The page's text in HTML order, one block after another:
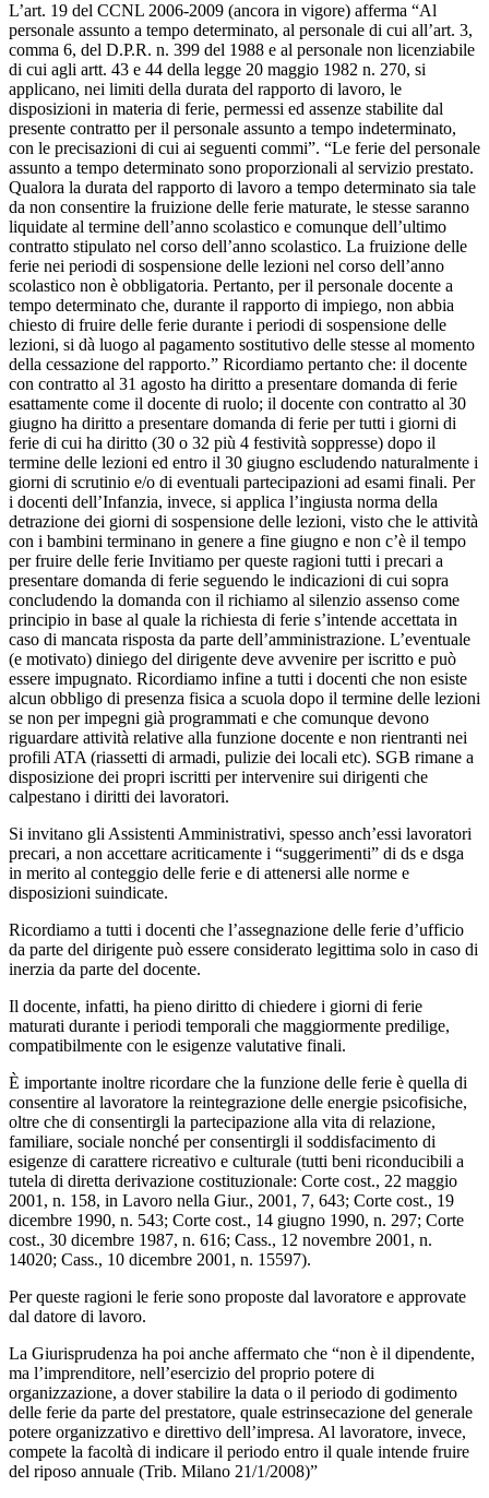
L’art. 19 del CCNL 2006-2009 (ancora in vigore) afferma “Al
personale assunto a tempo determinato, al personale di cui all’art. 3,
comma 6, del D.P.R. n. 399 del 1988 e al personale non licenziabile
di cui agli artt. 43 e 44 della legge 20 maggio 1982 n. 270, si
applicano, nei limiti della durata del rapporto di lavoro, le
disposizioni in materia di ferie, permessi ed assenze stabilite dal
presente contratto per il personale assunto a tempo indeterminato,
con le precisazioni di cui ai seguenti commi”. “Le ferie del personale
assunto a tempo determinato sono proporzionali al servizio prestato.
Qualora la durata del rapporto di lavoro a tempo determinato sia tale
da non consentire la fruizione delle ferie maturate, le stesse saranno
liquidate al termine dell’anno scolastico e comunque dell’ultimo
contratto stipulato nel corso dell’anno scolastico. La fruizione delle
ferie nei periodi di sospensione delle lezioni nel corso dell’anno
scolastico non è obbligatoria. Pertanto, per il personale docente a
tempo determinato che, durante il rapporto di impiego, non abbia
chiesto di fruire delle ferie durante i periodi di sospensione delle
lezioni, si dà luogo al pagamento sostitutivo delle stesse al momento
della cessazione del rapporto.” Ricordiamo pertanto che: il docente
con contratto al 31 agosto ha diritto a presentare domanda di ferie
esattamente come il docente di ruolo; il docente con contratto al 30
giugno ha diritto a presentare domanda di ferie per tutti i giorni di
ferie di cui ha diritto (30 o 32 più 4 festività soppresse) dopo il
termine delle lezioni ed entro il 30 giugno escludendo naturalmente i
giorni di scrutinio e/o di eventuali partecipazioni ad esami finali. Per
i docenti dell’Infanzia, invece, si applica l’ingiusta norma della
detrazione dei giorni di sospensione delle lezioni, visto che le attività
con i bambini terminano in genere a fine giugno e non c’è il tempo
per fruire delle ferie Invitiamo per queste ragioni tutti i precari a
presentare domanda di ferie seguendo le indicazioni di cui sopra
concludendo la domanda con il richiamo al silenzio assenso come
principio in base al quale la richiesta di ferie s’intende accettata in
caso di mancata risposta da parte dell’amministrazione. L’eventuale
(e motivato) diniego del dirigente deve avvenire per iscritto e può
essere impugnato. Ricordiamo infine a tutti i docenti che non esiste
alcun obbligo di presenza fisica a scuola dopo il termine delle lezioni
se non per impegni già programmati e che comunque devono
riguardare attività relative alla funzione docente e non rientranti nei
profili ATA (riassetti di armadi, pulizie dei locali etc). SGB rimane a
disposizione dei propri iscritti per intervenire sui dirigenti che
calpestano i diritti dei lavoratori.
Si invitano gli Assistenti Amministrativi, spesso anch’essi lavoratori
precari, a non accettare acriticamente i “suggerimenti” di ds e dsga
in merito al conteggio delle ferie e di attenersi alle norme e
disposizioni suindicate.
Ricordiamo a tutti i docenti che l’assegnazione delle ferie d’ufficio
da parte del dirigente può essere considerato legittima solo in caso di
inerzia da parte del docente.
Il docente, infatti, ha pieno diritto di chiedere i giorni di ferie
maturati durante i periodi temporali che maggiormente predilige,
compatibilmente con le esigenze valutative finali.
È importante inoltre ricordare che la funzione delle ferie è quella di
consentire al lavoratore la reintegrazione delle energie psicofisiche,
oltre che di consentirgli la partecipazione alla vita di relazione,
familiare, sociale nonché per consentirgli il soddisfacimento di
esigenze di carattere ricreativo e culturale (tutti beni riconducibili a
tutela di diretta derivazione costituzionale: Corte cost., 22 maggio
2001, n. 158, in Lavoro nella Giur., 2001, 7, 643; Corte cost., 19
dicembre 1990, n. 543; Corte cost., 14 giugno 1990, n. 297; Corte
cost., 30 dicembre 1987, n. 616; Cass., 12 novembre 2001, n.
14020; Cass., 10 dicembre 2001, n. 15597).
Per queste ragioni le ferie sono proposte dal lavoratore e approvate
dal datore di lavoro.
La Giurisprudenza ha poi anche affermato che “non è il dipendente,
ma l’imprenditore, nell’esercizio del proprio potere di
organizzazione, a dover stabilire la data o il periodo di godimento
delle ferie da parte del prestatore, quale estrinsecazione del generale
potere organizzativo e direttivo dell’impresa. Al lavoratore, invece,
compete la facoltà di indicare il periodo entro il quale intende fruire
del riposo annuale (Trib. Milano 21/1/2008)”